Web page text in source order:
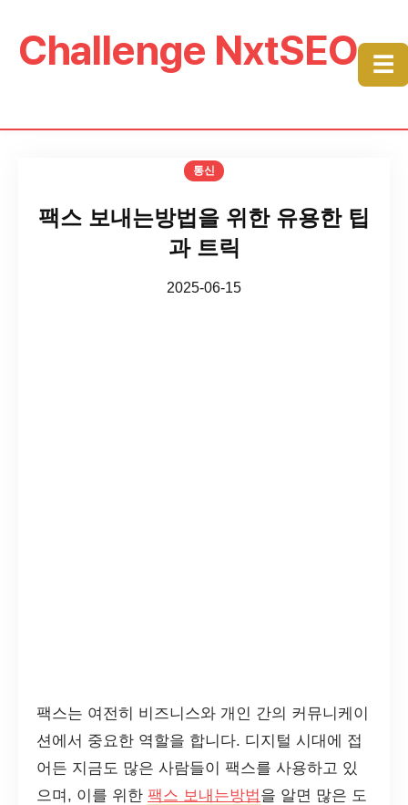
Challenge NxtSEO ☰
통신
팩스 보내는방법을 위한 유용한 팁
과 트릭
2025-06-15
팩스는 여전히 비즈니스와 개인 간의 커뮤니케이
션에서 중요한 역할을 합니다. 디지털 시대에 접
어든 지금도 많은 사람들이 팩스를 사용하고 있
으며, 이를 위한 팩스 보내는방법을 알면 많은 도